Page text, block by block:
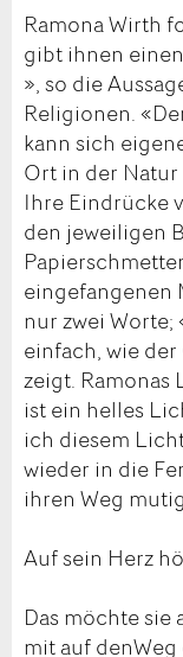
Ramona Wirth
gibt ihnen
», so die
Religionen.
kann sich
Ort in der Natur
Ihre Eindrücke
den jeweiligen
eingefangenen
nur zwei
einfach, wie
zeigt. Ramonas
ist ein helles
ich diesem
wieder in die
ihren Weg
Auf sein Herz
Das möchte
mit auf